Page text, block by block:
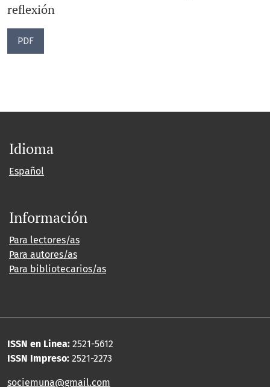
reflexión
PDF
Idioma
Español
Información
Para lectores/as
Para autores/as
Para bibliotecarios/as
ISSN en Linea: 2521-5612
ISSN Impreso: 2521-2273
sociemuna@gmail.com